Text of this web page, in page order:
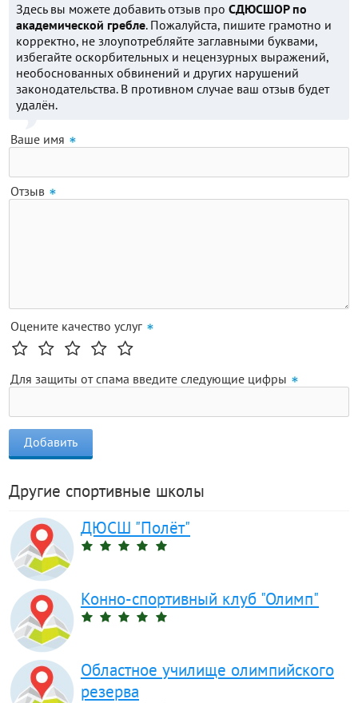
Здесь вы можете добавить отзыв про СДЮСШОР по
академической гребле. Пожалуйста, пишите грамотно и
корректно, не злоупотребляйте заглавными буквами,
избегайте оскорбительных и нецензурных выражений,
необоснованных обвинений и других нарушений
законодательства. В противном случае ваш отзыв будет
удалён.
Ваше имя
Отзыв
Оцените качество услуг
Для защиты от спама введите следующие цифры
Другие спортивные школы
ДЮСШ "Полёт"
Конно-спортивный клуб "Олимп"
Областное училище олимпийского
резерва